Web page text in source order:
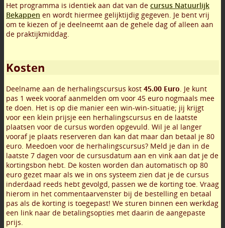
Het programma is identiek aan dat van de cursus Natuurlijk
Bekappen en wordt hiermee gelijktijdig gegeven. Je bent vrij
om te kiezen of je deelneemt aan de gehele dag of alleen aan
de praktijkmiddag.
Kosten
Deelname aan de herhalingscursus kost 45.00 Euro. Je kunt
pas 1 week vooraf aanmelden om voor 45 euro nogmaals mee
te doen. Het is op die manier een win-win-situatie; jij krijgt
voor een klein prijsje een herhalingscursus en de laatste
plaatsen voor de cursus worden opgevuld. Wil je al langer
vooraf je plaats reserveren dan kan dat maar dan betaal je 80
euro. Meedoen voor de herhalingscursus? Meld je dan in de
laatste 7 dagen voor de cursusdatum aan en vink aan dat je de
kortingsbon hebt. De kosten worden dan automatisch op 80
euro gezet maar als we in ons systeem zien dat je de cursus
inderdaad reeds hebt gevolgd, passen we de korting toe. Vraag
hierom in het commentaarvenster bij de bestelling en betaal
pas als de korting is toegepast! We sturen binnen een werkdag
een link naar de betalingsopties met daarin de aangepaste
prijs.